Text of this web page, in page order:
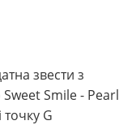
звести з
Sweet Smile - Pearl
G